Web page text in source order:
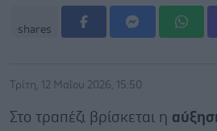
shares
Τρίτη, 12 Μαΐου 2026, 15:50
Στο τραπέζι βρίσκεται η